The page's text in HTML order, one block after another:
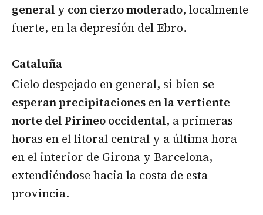
general y con cierzo moderado, localmente
fuerte, en la depresión del Ebro.
Cataluña
Cielo despejado en general, si bien se
esperan precipitaciones en la vertiente
norte del Pirineo occidental, a primeras
horas en el litoral central y a última hora
en el interior de Girona y Barcelona,
extendiéndose hacia la costa de esta
provincia.